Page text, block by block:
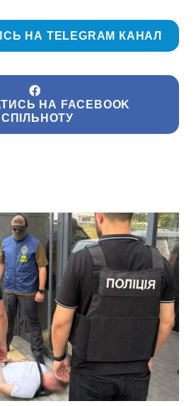
НА TELEGRAM КАНАЛ
НА FACEBOOK
СПІЛЬНОТУ